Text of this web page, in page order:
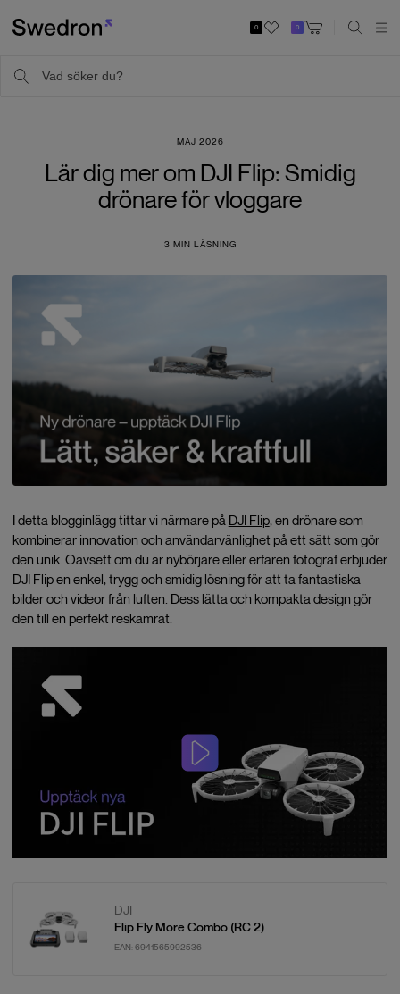
0 0
MAJ 2026
Lär dig mer om DJI Flip: Smidig
drönare för vloggare
3 MIN LÄSNING
I detta blogginlägg tittar vi närmare på DJI Flip, en drönare som
kombinerar innovation och användarvänlighet på ett sätt som gör
den unik. Oavsett om du är nybörjare eller erfaren fotograf erbjuder
DJI Flip en enkel, trygg och smidig lösning för att ta fantastiska
bilder och videor från luften. Dess lätta och kompakta design gör
den till en perfekt reskamrat.
DJI
Flip Fly More Combo (RC 2)
EAN: 6941565992536